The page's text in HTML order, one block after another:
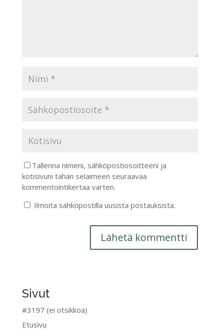
Tallenna nimeni, sähköpostiosoitteeni ja
kotisivuni tähän selaimeen seuraavaa
kommentointikertaa varten.
Ilmoita sähköpostilla uusista postauksista.
Sivut
#3197 (ei otsikkoa)
Etusivu